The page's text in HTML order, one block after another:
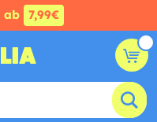
ab 7,99€